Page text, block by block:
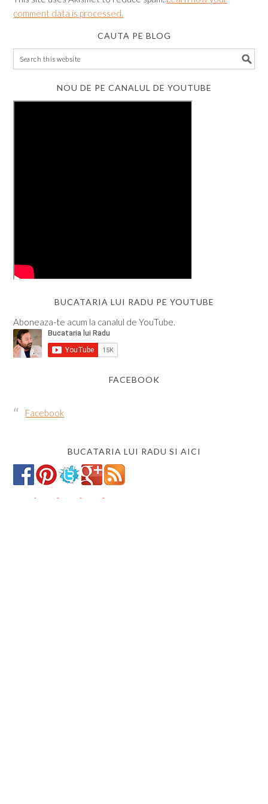
comment data is processed.
CAUTA PE BLOG
NOU DE PE CANALUL DE YOUTUBE
BUCATARIA LUI RADU PE YOUTUBE
Aboneaza-te acum la canalul de YouTube.
FACEBOOK
Facebook
BUCATARIA LUI RADU SI AICI